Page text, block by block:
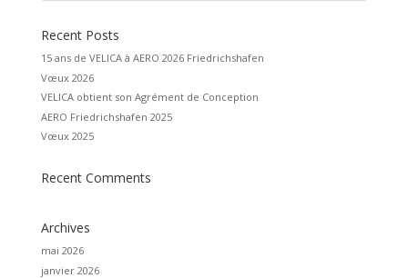
Recent Posts
15 ans de VELICA à AERO 2026 Friedrichshafen
Vœux 2026
VELICA obtient son Agrément de Conception
AERO Friedrichshafen 2025
Vœux 2025
Recent Comments
Archives
mai 2026
janvier 2026